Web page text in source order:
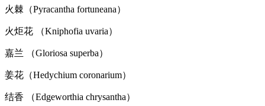
火棘（Pyracantha fortuneana）
火炬花 （Kniphofia uvaria）
嘉兰 （Gloriosa superba）
姜花（Hedychium coronarium）
结香 （Edgeworthia chrysantha）